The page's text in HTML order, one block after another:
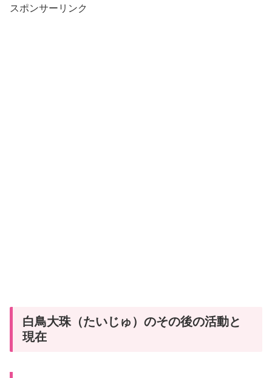
スポンサーリンク
白鳥大珠（たいじゅ）のその後の活動と
現在